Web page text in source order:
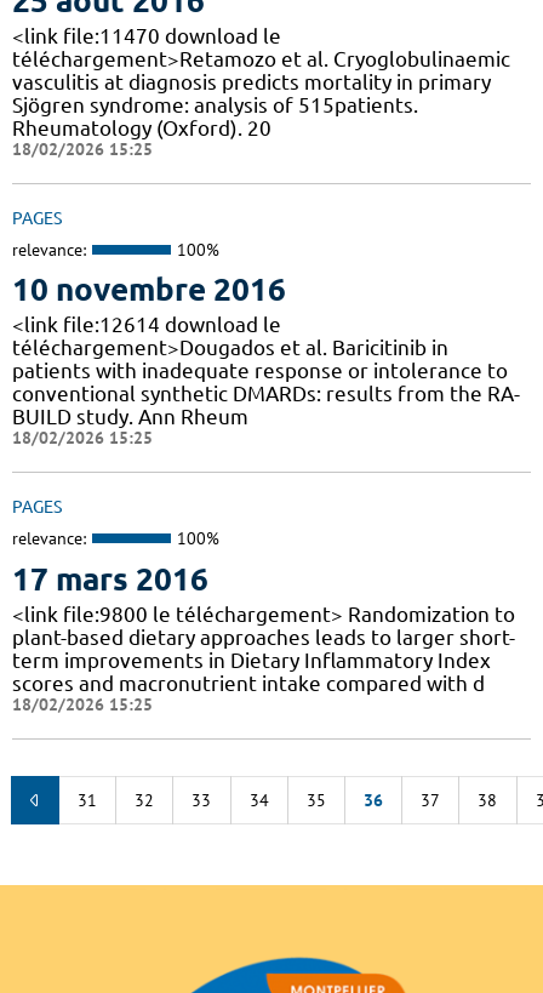
<link file:11470 download le
téléchargement>Retamozo et al. Cryoglobulinaemic
vasculitis at diagnosis predicts mortality in primary
Sjögren syndrome: analysis of 515patients.
Rheumatology (Oxford). 20
18/02/2026 15:25
PAGES
relevance: 100%
10 novembre 2016
<link file:12614 download le
téléchargement>Dougados et al. Baricitinib in
patients with inadequate response or intolerance to
conventional synthetic DMARDs: results from the RA-
BUILD study. Ann Rheum
18/02/2026 15:25
PAGES
relevance: 100%
17 mars 2016
<link file:9800 le téléchargement> Randomization to
plant-based dietary approaches leads to larger short-
term improvements in Dietary Inflammatory Index
scores and macronutrient intake compared with d
18/02/2026 15:25
31 32 33 34 35 36 37 38